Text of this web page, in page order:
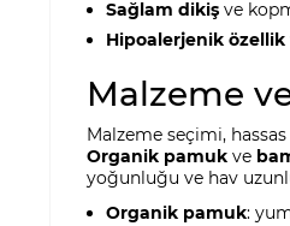
Sağlam dikiş ve
Hipoalerjenik özellik
Malzeme
Malzeme seçimi,
Organik pamuk ve
yoğunluğu ve hav
Organik pamuk: